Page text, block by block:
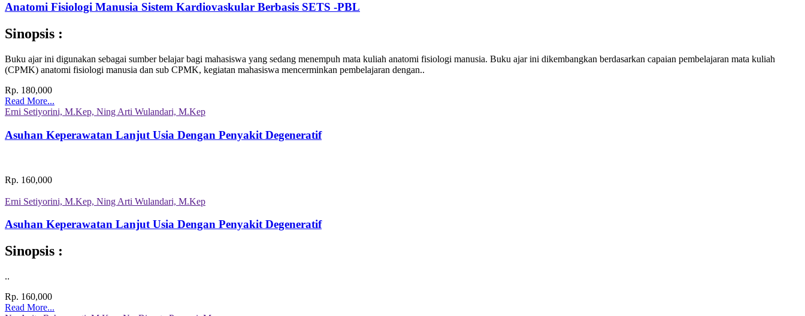
Anatomi Fisiologi Manusia Sistem Kardiovaskular Berbasis SETS -PBL
Sinopsis :
Buku ajar ini digunakan sebagai sumber belajar bagi mahasiswa yang sedang menempuh mata kuliah anatomi fisiologi manusia. Buku ajar ini dikembangkan berdasarkan capaian pembelajaran mata kuliah
(CPMK) anatomi fisiologi manusia dan sub CPMK, kegiatan mahasiswa mencerminkan pembelajaran dengan..
Rp. 180,000
Read More...
Erni Setiyorini, M.Kep, Ning Arti Wulandari, M.Kep
Asuhan Keperawatan Lanjut Usia Dengan Penyakit Degeneratif
Rp. 160,000
Erni Setiyorini, M.Kep, Ning Arti Wulandari, M.Kep
Asuhan Keperawatan Lanjut Usia Dengan Penyakit Degeneratif
Sinopsis :
..
Rp. 160,000
Read More...